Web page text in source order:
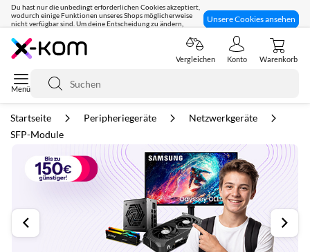
Du hast nur die unbedingt erforderlichen Cookies akzeptiert,
wodurch einige Funktionen unseres Shops möglicherweise
nicht verfügbar sind. Um deine Entscheidung zu ändern,
Unsere Cookies ansehen
Seit 8 Jahren für dich da!
Suche
Vergleichen Konto Warenkorb
Startseite Peripheriegeräte
Netzwerkgeräte
SFP-Module